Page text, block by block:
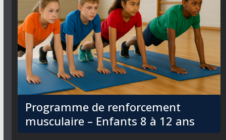
Programme de renforcement
musculaire – Enfants 8 à 12 ans